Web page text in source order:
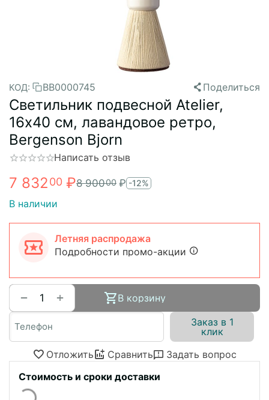
КОД: BB0000745 Поделиться
Светильник подвесной Atelier,
16х40 см, лавандовое ретро,
Bergenson Bjorn
Написать отзыв
7 83200 ₽8 90000 ₽ -12%
В наличии
Летняя распродажа
Подробности промо-акции
+
−
В корзину
Заказ в 1
клик
Отложить
Сравнить
Задать вопрос
Стоимость и сроки доставки